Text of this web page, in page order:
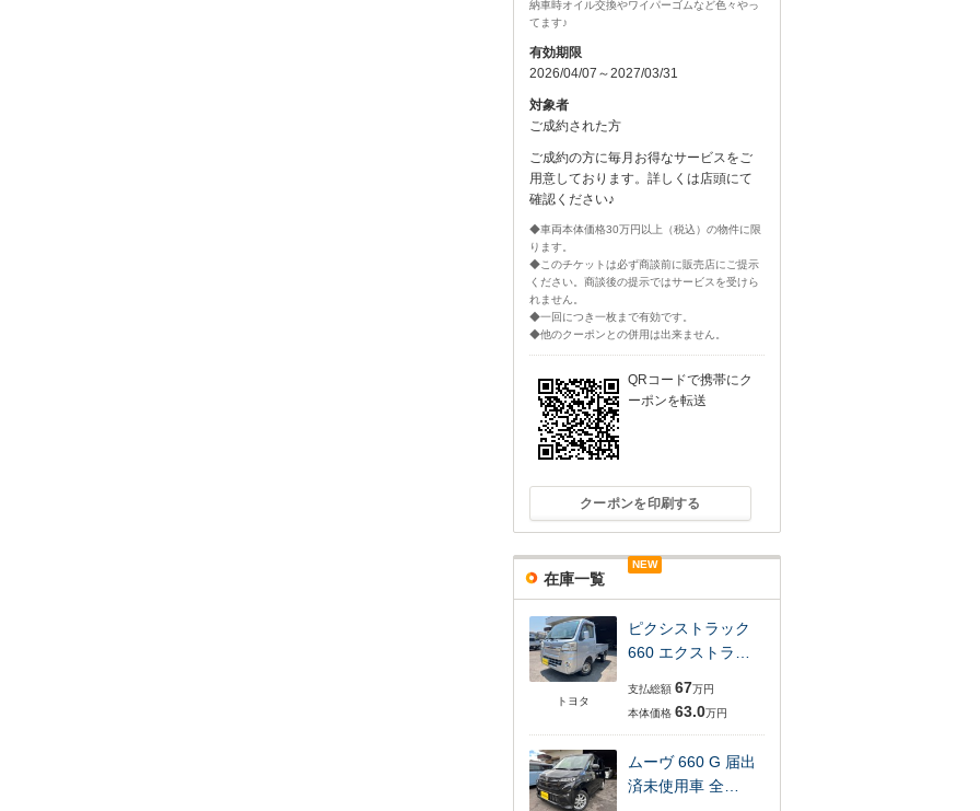
納車時オイル交換やワイパーゴムなど色々やっ
てます♪
有効期限
2026/04/07～2027/03/31
対象者
ご成約された方
ご成約の方に毎月お得なサービスをご
用意しております。詳しくは店頭にて
確認ください♪
◆車両本体価格30万円以上（税込）の物件に限
ります。
◆このチケットは必ず商談前に販売店にご提示
ください。商談後の提示ではサービスを受けら
れません。
◆一回につき一枚まで有効です。
◆他のクーポンとの併用は出来ません。
QRコードで携帯にク
ーポンを転送
クーポンを印刷する
在庫一覧
トヨタ
NEW
ピクシストラック
660 エクストラ…
支払総額 67万円
本体価格 63.0万円
ムーヴ 660 G 届出
済未使用車 全…